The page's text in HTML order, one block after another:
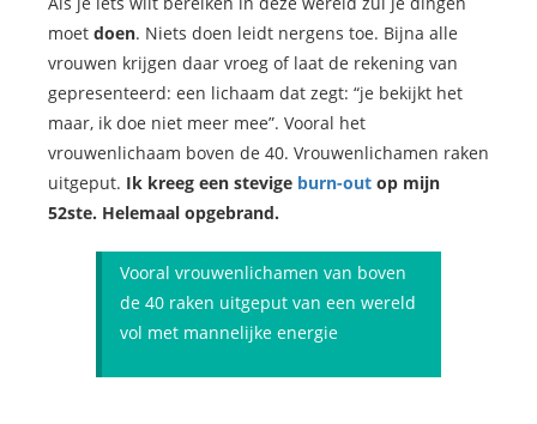
moet doen. Niets doen leidt nergens toe. Bijna alle
vrouwen krijgen daar vroeg of laat de rekening van
gepresenteerd: een lichaam dat zegt: “je bekijkt het
maar, ik doe niet meer mee”. Vooral het
vrouwenlichaam boven de 40. Vrouwenlichamen raken
uitgeput. Ik kreeg een stevige burn-out op mijn
52ste. Helemaal opgebrand.
Vooral vrouwenlichamen van boven
de 40 raken uitgeput van een wereld
vol met mannelijke energie